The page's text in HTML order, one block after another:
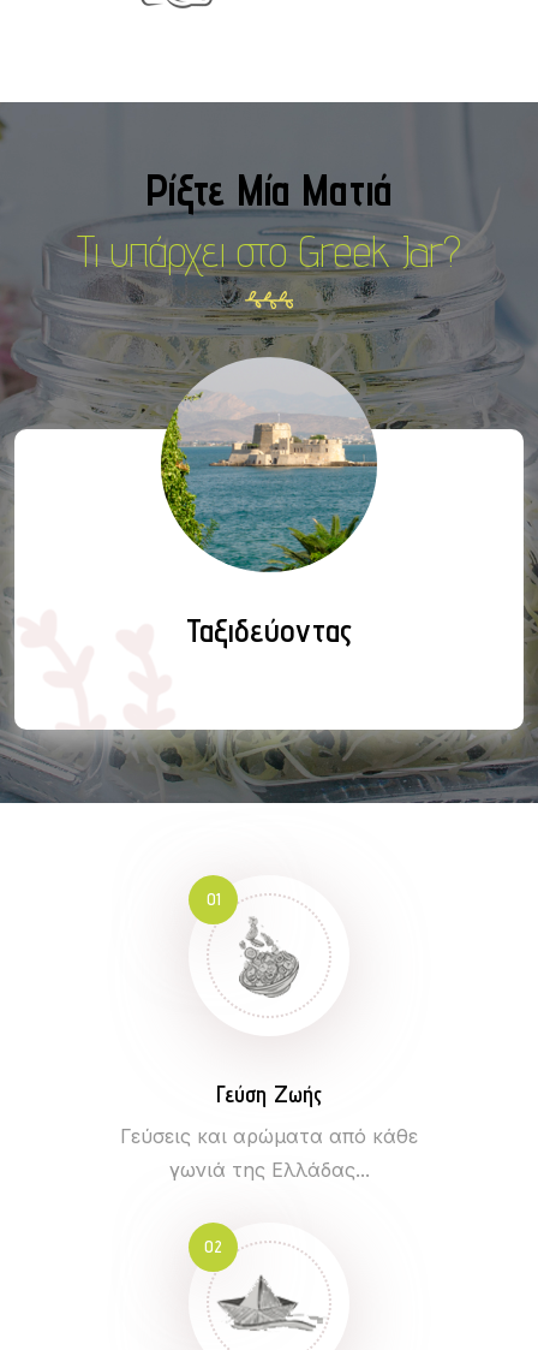
Ρίξτε Μία Ματιά
Τι υπάρχει στο Greek Jar?
Ταξιδεύοντας
01
Γεύση Ζωής
Γεύσεις και αρώματα από κάθε
γωνιά της Ελλάδας...
02